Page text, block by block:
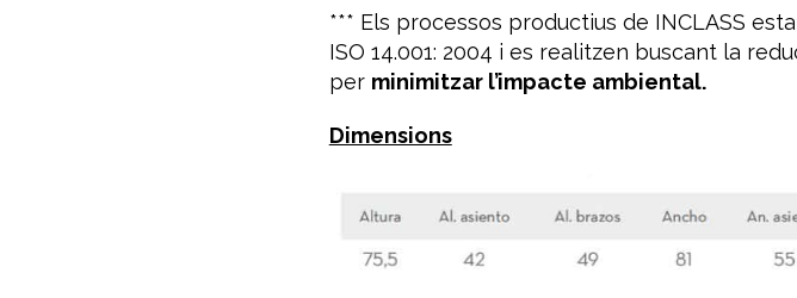
*** Els processos productius de INCLASS
ISO 14.001: 2004 i es realitzen buscant la
per minimitzar l’impacte ambiental.
Dimensions